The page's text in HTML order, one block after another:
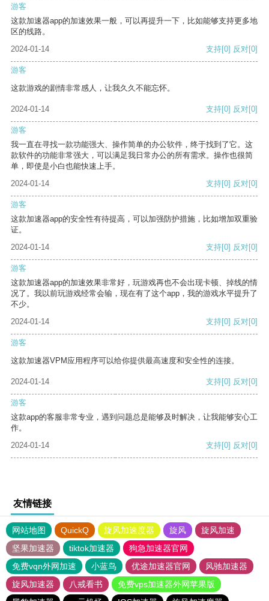
游客
这款加速器app的加速效果一般，可以再提升一下，比如能够支持更多地
区的线路。
2024-01-14
支持[0] 反对[0]
游客
这款游戏的剧情非常感人，让我久久不能忘怀。
2024-01-14 支持[0] 反对[0]
游客
我一直在寻找一款功能强大、操作简单的办公软件，终于找到了它。这
款软件的功能非常强大，可以满足我日常办公的所有需求。操作也很简
单，即使是小白也能快速上手。
2024-01-14
支持[0] 反对[0]
游客
这款加速器app的安全性有待提高，可以加强防护措施，比如增加双重验
证。
2024-01-14
支持[0] 反对[0]
游客
这款加速器app的加速效果非常好，玩游戏再也不会出现卡顿、掉线的情
况了。我以前玩游戏经常会输，现在有了这个app，我的游戏水平提升了
不少。
2024-01-14
支持[0] 反对[0]
游客
这款加速器VPM应用程序可以给你提供最高速度和安全性的连接。
2024-01-14 支持[0] 反对[0]
游客
这款app的客服非常专业，遇到问题总是能够及时解决，让我能够安心工
作。
2024-01-14
支持[0] 反对[0]
友情链接
网站地图 QuickQ 旋风加速度器 旋风
旋风加速
坚果加速器
tiktok加速器
狗急加速器官网
免费vqn外网加速
小蓝鸟 优途加速器官网
风驰加速器
旋风加速器
八戒看书
免费vps加速器外网苹果版